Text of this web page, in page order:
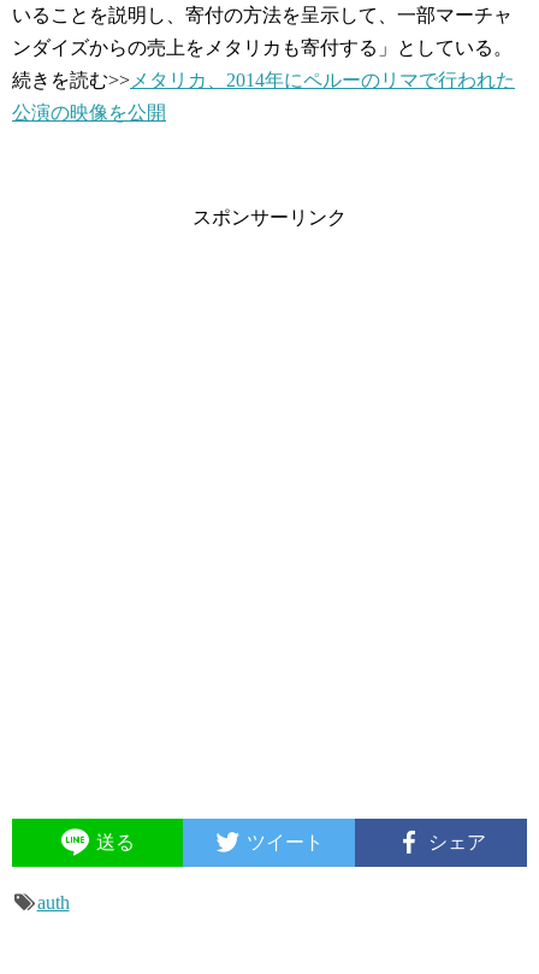
いることを説明し、寄付の方法を呈示して、一部マーチャ
ンダイズからの売上をメタリカも寄付する」としている。
続きを読む>> メタリカ、2014年にペルーのリマで行われた
公演の映像を公開
スポンサーリンク
送る ツイート シェア
auth